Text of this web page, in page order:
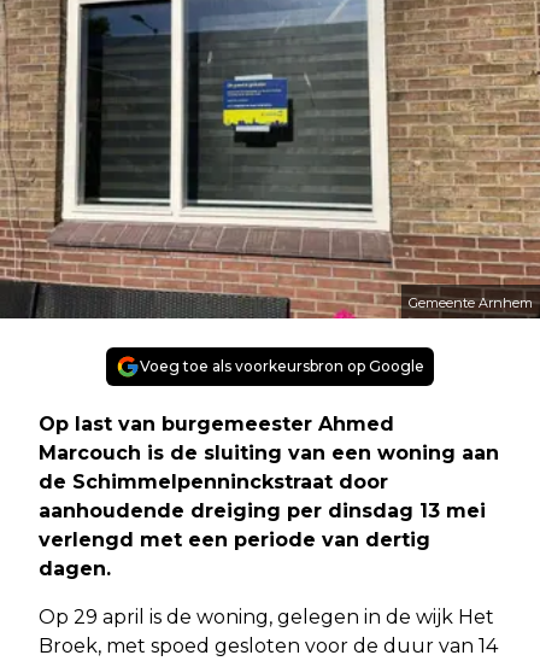
Gemeente Arnhem
Voeg toe als voorkeursbron op Google
Op last van burgemeester Ahmed
Marcouch is de sluiting van een woning aan
de Schimmelpenninckstraat door
aanhoudende dreiging per dinsdag 13 mei
verlengd met een periode van dertig
dagen.
Op 29 april is de woning, gelegen in de wijk Het
Broek, met spoed gesloten voor de duur van 14